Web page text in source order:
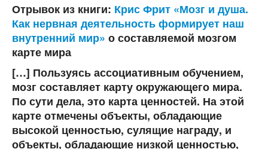
Отрывок из книги: Крис Фрит «Мозг и душа.
Как нервная деятельность формирует наш
внутренний мир» о составляемой мозгом
карте мира
[…] Пользуясь ассоциативным обучением,
мозг составляет карту окружающего мира.
По сути дела, это карта ценностей. На этой
карте отмечены объекты, обладающие
высокой ценнос­тью, сулящие награду, и
объекты, обладающие низкой цен­ностью,